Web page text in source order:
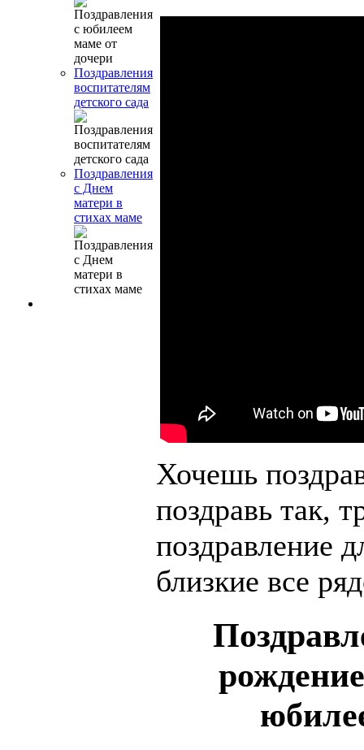
Поздравления
воспитателям
детского сада
Поздравления
с Днем
матери в
стихах маме
Хочешь
поздравь так,
поздравление
близкие все